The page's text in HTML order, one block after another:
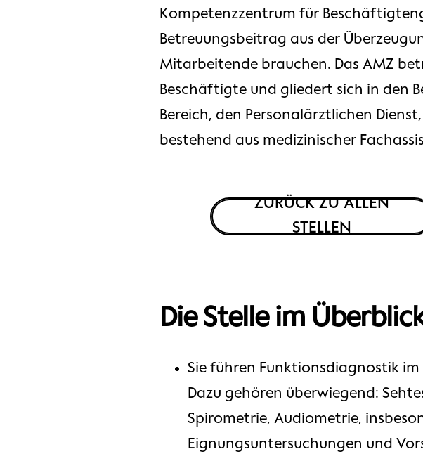
Kompetenzzentrum für
Betreuungsbeitrag aus der
Mitarbeitende brauchen. Das AMZ
Beschäftigte und gliedert sich in den
Bereich, den Personalärztlichen
bestehend aus medizinischer
ZURÜCK ZU ALLEN
STELLEN
Die Stelle im
Sie führen Funktionsdiagnostik
Dazu gehören überwiegend:
Spirometrie, Audiometrie,
Eignungsuntersuchungen und